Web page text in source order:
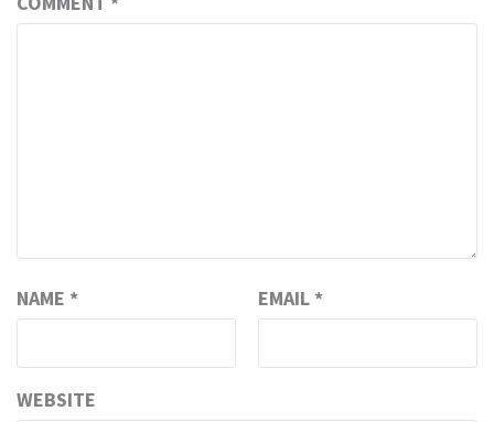
NAME * EMAIL *
WEBSITE